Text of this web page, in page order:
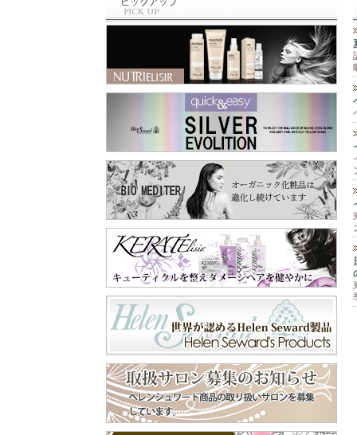
商品✨⁡⁡ トリミング
の先生に⁡ ⁡お教え頂
いた⁡ ⁡シャンプー＆
スリッカー⁡ ⁡シャン
プーは⁡ ⁡@labnat_ja
pan さん😊⁡ ⁡スリッ
カーは⁡ ⁡@beards.ll
c さん😊⁡ ⁡シャンプ
ーは、オーガニッ
クで⁡ ⁡とても優しい
成分なのに⁡ ⁡トリー
トメントなくても⁡ ⁡
さらふわに仕上が
り、しかも⁡ ⁡汚れが
ひどくなかったら⁡ ⁡
一度洗いでも きち
んと落とせる⁡ ⁡優れ
もの✨⁡ ⁡わん子にも
飼い主にも負担を⁡ ⁡
軽減するシャンプ
ー😍⁡ ⁡スリッカー
は、軽く使いやす
くで⁡ ピン長めのタ
イプだから、頭用
♪⁡ ‎˖٭ .‎˖٭ .‎˖٭ .‎˖٭ .‎˖٭
.‎˖٭ .‎˖٭ .‎˖٭ .‎˖٭ .‎˖٭‎˖٭
.‎˖٭ .‎˖٭ .‎˖٭ .‎˖٭ .‎˖٭ .‎˖
٭ .‎˖٭ .‎˖٭ ありがと
うございます♡ 大
手につけると泡が
なくなって水々し
くてとても手がし
っとり艶々に🫶 そ
して爪もピカピカ
✨💅 手肌が痛む前
に守ってくれます
😉 これ一本で『保
護と保湿』の両方
が出来るので一年
中使えます😊 お顔
以外の乾燥が気に
なる所にも使えま
ペーパーを扱う業
務作業、指先を使
う細かい作業な
ど、手を使うあら
ゆる作業🖐️ 飲食店
や家庭での食器洗
い洗剤や消毒剤等
の刺激から手肌を
守ってくれます😊
美容師やトリマー
などよくシャンプ
ーをする手肌にも
おすすめ😌 嫌な臭